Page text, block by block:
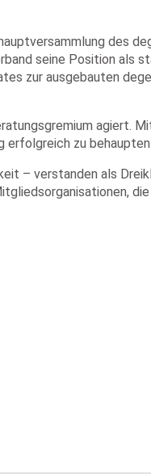
des
seine Position als
zur ausgebauten
agiert.
erfolgreich zu behaupten.
– verstanden als